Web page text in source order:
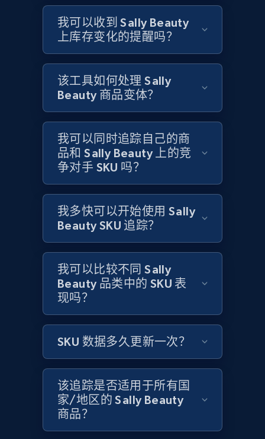
2.1K+ 375+
Home Depot US
URL, Domain, Country code, Model number,
Sku, Product id, Product name, Manufacturer,
and more.
2.1K+ 353+ 立即开始
Home Depot US - Gather data on products
using specified keywords
URL, Domain, Country code, Model number,
Sku, Product id, Product name, Manufacturer,
and more.
2.1K+
Home Depot US - Discover products by
specified URL
URL, Domain, Country code, Model number,
Sku, Product id, Product name, Manufacturer,
and more.
我可以收到 Sally Beauty
上库存变化的提醒吗？
该工具如何处理 Sally
Beauty 商品变体？
我可以同时追踪自己的商
品和 Sally Beauty 上的竞
争对手 SKU 吗？
我多快可以开始使用 Sally
Beauty SKU 追踪？
我可以比较不同 Sally
Beauty 品类中的 SKU 表
现吗？
SKU 数据多久更新一次？
该追踪是否适用于所有国
家/地区的 Sally Beauty
商品？